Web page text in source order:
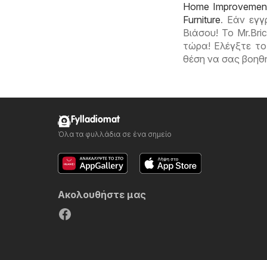
Home
Furniture. Εάν
Βιάσου! Το
τώρα! Ελέγξτε
θέση να σας
Fylladiomat
Όλα τα φυλλάδια σε ένα σημείο
Ακολουθήστε μας